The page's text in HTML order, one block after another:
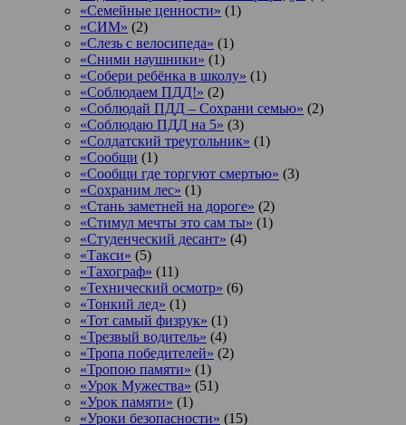
«Семейные ценности» (1)
«СИМ» (2)
«Слезь с велосипеда» (1)
«Сними наушники» (1)
«Собери ребёнка в школу» (1)
«Соблюдаем ПДД!» (2)
«Соблюдай ПДД – Сохрани семью» (2)
«Соблюдаю ПДД на 5» (3)
«Солдатский треугольник» (1)
«Сообщи (1)
«Сообщи где торгуют смертью» (3)
«Сохраним лес» (1)
«Стань заметней на дороге» (2)
«Стимул мечты это сам ты» (1)
«Студенческий десант» (4)
«Такси» (5)
«Тахограф» (11)
«Технический осмотр» (6)
«Тонкий лед» (1)
«Тот самый физрук» (1)
«Трезвый водитель» (4)
«Тропа победителей» (2)
«Тропою памяти» (1)
«Урок Мужества» (51)
«Урок памяти» (1)
«Уроки безопасности» (15)